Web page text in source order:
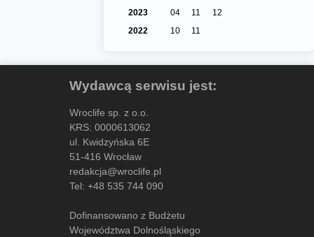
2023
04 11
12
2022
10 11
Wydawcą serwisu jest:
Wroclife sp. z o.o.
KRS: 0000613062
ul. Kwidzyńska 6E
51-416 Wrocław
redakcja@wroclife.pl
Tel: +48 535 744 090
Dofinansowano z Budżetu
Województwa Dolnośląskiego